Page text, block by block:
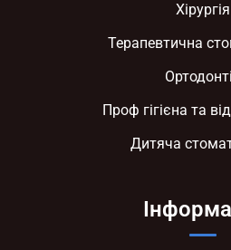
Хірургія
Терапевтична
Проф гігієна та
Дитяча